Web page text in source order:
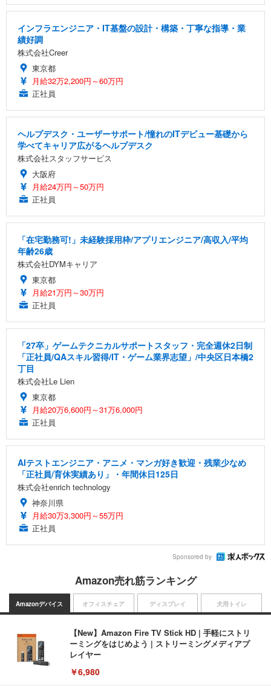
インフラエンジニア・IT基盤の設計・構築・丁寧な指導・業
績好調
株式会社Creer
東京都
月給32万2,200円～60万円
正社員
ヘルプデスク・ユーザーサポート/憧れのITデビュー基礎から
学べてキャリア広がるヘルプデスク
株式会社スタッフサービス
大阪府
月給24万円～50万円
正社員
「在宅勤務可!」未経験採用枠/アプリエンジニア/高収入/平均
年齢26歳
株式会社DYMキャリア
東京都
月給21万円～30万円
正社員
「27卒」ゲームテクニカルサポートスタッフ・完全週休2日制
「正社員/QAスキル習得/IT・ゲーム業界志望」/中央区日本橋2
丁目
株式会社Le Lien
東京都
月給20万6,600円～31万6,000円
正社員
AIテストエンジニア・アニメ・マンガ好き歓迎・残業少なめ
「正社員/育休実績あり」・年間休日125日
株式会社enrich technology
神奈川県
月給30万3,300円～55万円
正社員
Sponsored by
Amazon売れ筋ランキング
Amazonデバイス
【New】Amazon Fire TV Stick HD | 手軽にストリ
ーミングをはじめよう | ストリーミングメディアプ
レイヤー
￥6,980
オフィスチェア ディスプレイ 犬用トイレ